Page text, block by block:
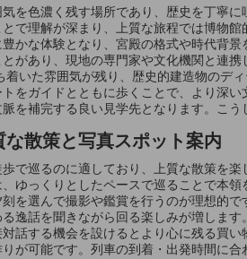
を色濃く残す場所であり、歴史を丁寧
で理解が深まり、上質な旅程では博物
かな体験となり、宮殿の格式や時代背
があり、現地の専門家や文化機関と連
いた雰囲気が残り、歴史的建造物のデ
をガイドとともに歩くことで、より深
を補完する良い見学先となります。こ
散策と写真スポット案内
で巡るのに適しており、上質な散策を
ゆっくりとしたペースで巡ることで本
を選んで撮影や鑑賞を行うのが理想的
逸話を聞きながら回る楽しみが増しま
話する機会を設けるとより心に残る買
が可能です。列車の到着・出発時間に